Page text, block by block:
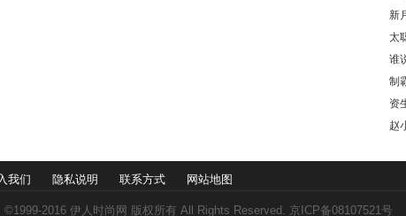
新
太
谁
制
资
赵
我们 隐私说明 联系方式 网站地图
©1999-2016 伊人时尚网 版权所有 All Rights Reserved. 京ICP备08107521号